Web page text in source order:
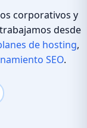
corporativos y
desde
de hosting,
SEO.